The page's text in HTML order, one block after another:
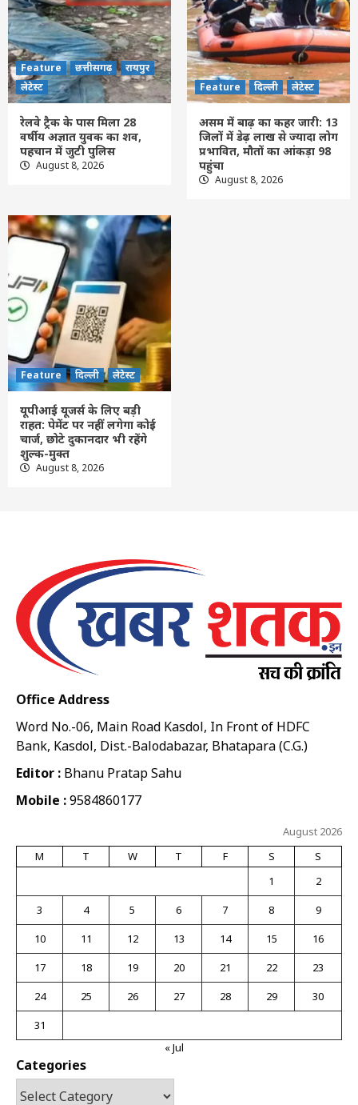
4
Feature दिल्ली लेटेस्ट
असम में बाढ़ का कहर जारी: 13 जिलों में डेढ़ लाख
से ज्यादा लोग प्रभावित, मौतों का आंकड़ा 98 पहुंचा
5
Feature दिल्ली
यूपीआई यूजर्स के लिए बड़ी राहत: पेमेंट पर नहीं
लगेगा कोई चार्ज, छोटे दुकानदार भी रहेंगे शुल्क-
मुक्त
Feature छत्तीसगढ़
रायपुर
लेटेस्ट
रेलवे ट्रैक के पास मिला 28
वर्षीय अज्ञात युवक का शव,
पहचान में जुटी पुलिस
August 8, 2026
Feature दिल्ली लेटेस्ट
असम में बाढ़ का कहर जारी: 13
जिलों में डेढ़ लाख से ज्यादा लोग
प्रभावित, मौतों का आंकड़ा 98
पहुंचा
August 8, 2026
Feature दिल्ली लेटेस्ट
यूपीआई यूजर्स के लिए बड़ी
राहत: पेमेंट पर नहीं लगेगा कोई
चार्ज, छोटे दुकानदार भी रहेंगे
शुल्क-मुक्त
August 8, 2026
Office Address
Word No.-06, Main Road Kasdol, In Front of HDFC
Bank, Kasdol, Dist.-Balodabazar, Bhatapara (C.G.)
Editor : Bhanu Pratap Sahu
Mobile :9584860177
August 2026
M
T W T F S
S
1
2
3
4 5 6 7 8
9
10
11 12 13 14 15
16
17
18 19 20 21 22
23
24
25 26 27 28 29
30
31
« Jul
Categories